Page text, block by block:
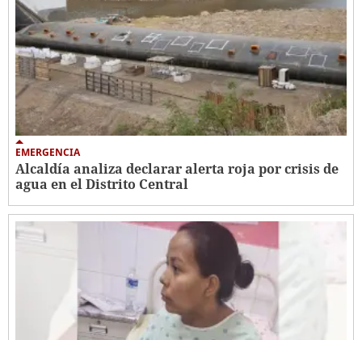
EMERGENCIA
Alcaldía analiza declarar alerta roja por crisis de
agua en el Distrito Central